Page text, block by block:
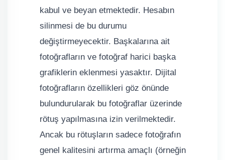
kabul ve beyan etmektedir. Hesabın
silinmesi de bu durumu
değiştirmeyecektir. Başkalarına ait
fotoğrafların ve fotoğraf harici başka
grafiklerin eklenmesi yasaktır. Dijital
fotoğrafların özellikleri göz önünde
bulundurularak bu fotoğraflar üzerinde
rötuş yapılmasına izin verilmektedir.
Ancak bu rötuşların sadece fotoğrafın
genel kalitesini artırma amaçlı (örneğin